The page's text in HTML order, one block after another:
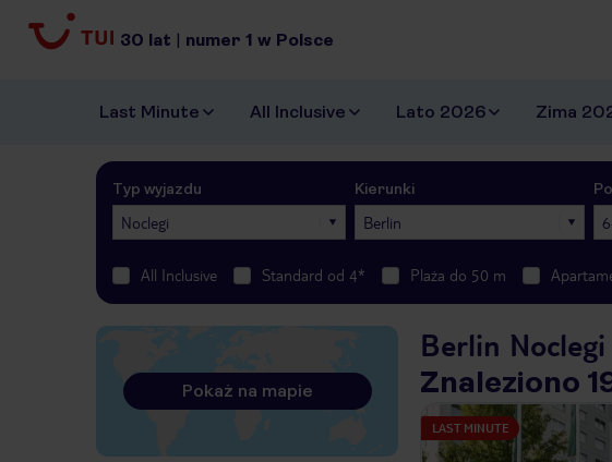
30 lat | numer 1 w Polsce
Last Minute All Inclusive Lato 2026 Zima
Typ wyjazdu
Noclegi
Kierunki
Berlin
All Inclusive Standard od 4* Plaża do 50 m
Pokaż na mapie
Berlin Noclegi
Znaleziono
LAST MINUTE